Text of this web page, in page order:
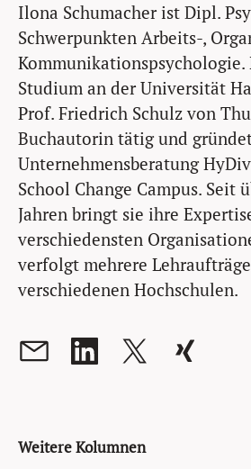
Ilona Schumacher ist Dipl.
Schwerpunkten Arbeits-,
Kommunikationspsychologie.
Studium an der Universität
Prof. Friedrich Schulz von
Buchautorin tätig und
Unternehmensberatung
School Change Campus. Seit
Jahren bringt sie ihre
verschiedensten
verfolgt mehrere
verschiedenen Hochschulen.
Weitere Kolumnen